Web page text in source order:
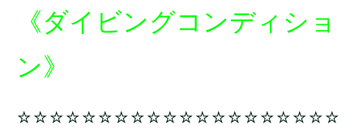
《ダイビングコンディショ
ン》
☆☆☆☆☆☆☆☆☆☆☆☆☆☆☆☆☆☆☆☆